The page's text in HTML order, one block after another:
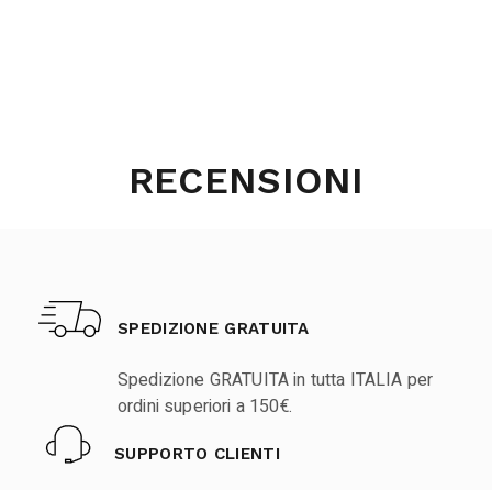
RECENSIONI
SPEDIZIONE GRATUITA
Spedizione GRATUITA in tutta ITALIA per
ordini superiori a 150€.
SUPPORTO CLIENTI